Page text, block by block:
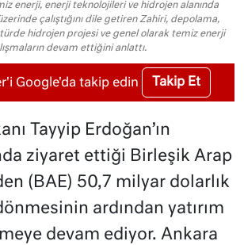
enerji, enerji teknolojileri ve hidrojen alanında
çalıştığını dile getiren Zahiri, depolama,
türde hidrojen projesi ve genel olarak temiz enerji
devam ettiğini anlattı.
Google'da takip edin Takip Et
Tayyip Erdoğan’ın
ziyaret ettiği Birleşik Arap
(BAE) 50,7 milyar dolarlık
ardından yatırım
devam ediyor. Ankara